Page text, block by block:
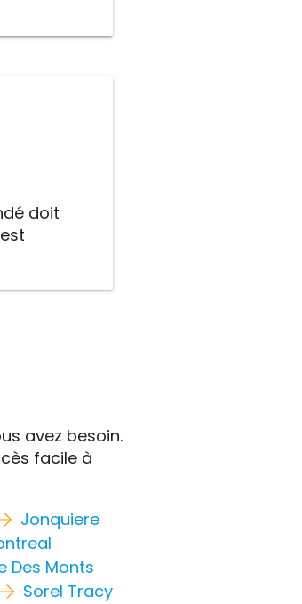
doit
avez besoin.
facile à
Jonquiere
Des Monts
Sorel Tracy